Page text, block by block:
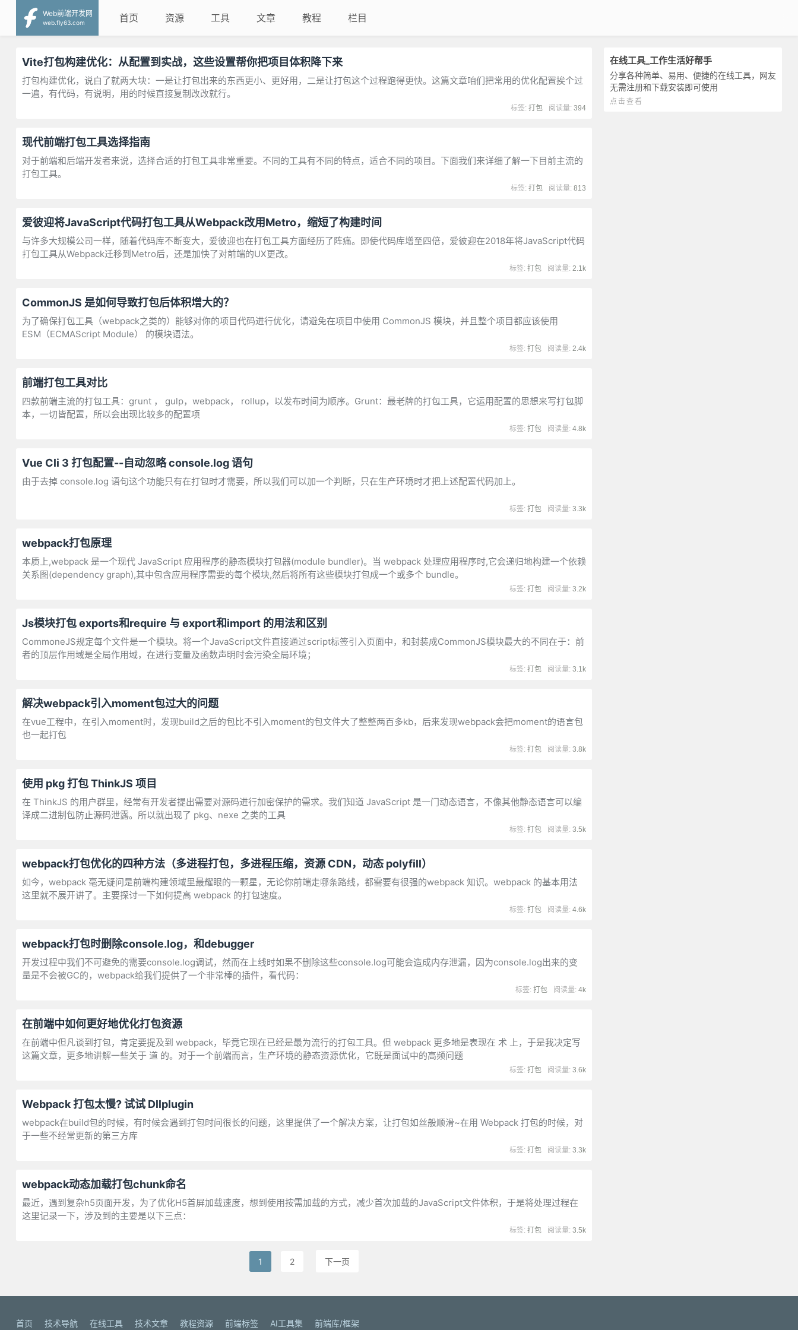
Web前端开发网
web.fly63.com
首页 资源 工具 文章 教程 栏目
在线工具_工作生活好帮手
分享各种简单、易用、便捷的在线工具，网友
无需注册和下载安装即可使用
点击查看
Vite打包构建优化：从配置到实战，这些设置帮你把项目体积降下来
打包构建优化，说白了就两大块：一是让打包出来的东西更小、更好用，二是让打包这个过程跑得更快。这篇文章咱们把常用的优化配置挨个过
一遍，有代码，有说明，用的时候直接复制改改就行。
阅读量:394
标签:打包
现代前端打包工具选择指南
对于前端和后端开发者来说，选择合适的打包工具非常重要。不同的工具有不同的特点，适合不同的项目。下面我们来详细了解一下目前主流的
打包工具。
阅读量:813
标签:打包
爱彼迎将JavaScript代码打包工具从Webpack改用Metro，缩短了构建时间
与许多大规模公司一样，随着代码库不断变大，爱彼迎也在打包工具方面经历了阵痛。即使代码库增至四倍，爱彼迎在2018年将JavaScript代码
打包工具从Webpack迁移到Metro后，还是加快了对前端的UX更改。
阅读量:2.1k
标签:打包
CommonJS 是如何导致打包后体积增大的？
为了确保打包工具（webpack之类的）能够对你的项目代码进行优化，请避免在项目中使用 CommonJS 模块，并且整个项目都应该使用
ESM（ECMAScript Module） 的模块语法。
阅读量:2.4k
标签:打包
前端打包工具对比
四款前端主流的打包工具：grunt ， gulp，webpack， rollup，以发布时间为顺序。Grunt：最老牌的打包工具，它运用配置的思想来写打包脚
本，一切皆配置，所以会出现比较多的配置项
阅读量:4.8k
标签:打包
Vue Cli 3 打包配置--自动忽略 console.log 语句
由于去掉 console.log 语句这个功能只有在打包时才需要，所以我们可以加一个判断，只在生产环境时才把上述配置代码加上。
阅读量:3.3k
标签:打包
webpack打包原理
本质上,webpack 是一个现代 JavaScript 应用程序的静态模块打包器(module bundler)。当 webpack 处理应用程序时,它会递归地构建一个依赖
关系图(dependency graph),其中包含应用程序需要的每个模块,然后将所有这些模块打包成一个或多个 bundle。
阅读量:3.2k
标签:打包
Js模块打包 exports和require 与 export和import 的用法和区别
CommoneJS规定每个文件是一个模块。将一个JavaScript文件直接通过script标签引入页面中，和封装成CommonJS模块最大的不同在于：前
者的顶层作用域是全局作用域，在进行变量及函数声明时会污染全局环境；
阅读量:3.1k
标签:打包
解决webpack引入moment包过大的问题
在vue工程中，在引入moment时，发现build之后的包比不引入moment的包文件大了整整两百多kb，后来发现webpack会把moment的语言包
也一起打包
阅读量:3.8k
标签:打包
使用 pkg 打包 ThinkJS 项目
在 ThinkJS 的用户群里，经常有开发者提出需要对源码进行加密保护的需求。我们知道 JavaScript 是一门动态语言，不像其他静态语言可以编
译成二进制包防止源码泄露。所以就出现了 pkg、nexe 之类的工具
阅读量:3.5k
标签:打包
webpack打包优化的四种方法（多进程打包，多进程压缩，资源 CDN，动态 polyfill）
如今，webpack 毫无疑问是前端构建领域里最耀眼的一颗星，无论你前端走哪条路线，都需要有很强的webpack 知识。webpack 的基本用法
这里就不展开讲了。主要探讨一下如何提高 webpack 的打包速度。
阅读量:4.6k
标签:打包
webpack打包时删除console.log，和debugger
开发过程中我们不可避免的需要console.log调试，然而在上线时如果不删除这些console.log可能会造成内存泄漏，因为console.log出来的变
量是不会被GC的，webpack给我们提供了一个非常棒的插件，看代码：
阅读量:4k
标签:打包
在前端中如何更好地优化打包资源
在前端中但凡谈到打包，肯定要提及到 webpack，毕竟它现在已经是最为流行的打包工具。但 webpack 更多地是表现在 术 上，于是我决定写
这篇文章，更多地讲解一些关于 道 的。对于一个前端而言，生产环境的静态资源优化，它既是面试中的高频问题
阅读量:3.6k
标签:打包
Webpack 打包太慢? 试试 Dllplugin
webpack在build包的时候，有时候会遇到打包时间很长的问题，这里提供了一个解决方案，让打包如丝般顺滑~在用 Webpack 打包的时候，对
于一些不经常更新的第三方库
阅读量:3.3k
标签:打包
webpack动态加载打包chunk命名
最近，遇到复杂h5页面开发，为了优化H5首屏加载速度，想到使用按需加载的方式，减少首次加载的JavaScript文件体积，于是将处理过程在
这里记录一下，涉及到的主要是以下三点：
阅读量:3.5k
标签:打包
1 2 下一页
首页 技术导航 在线工具 技术文章 教程资源 前端标签 AI工具集 前端库/框架